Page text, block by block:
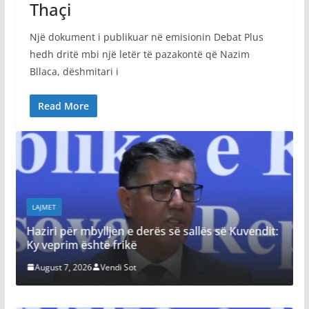
Thaçi
Një dokument i publikuar në emisionin Debat Plus
hedh dritë mbi një letër të pazakontë që Nazim
Bllaca, dëshmitari i
Read More
LAJMET
Haziri për mbylljen e derës së sallës së Kuvendit:
Ky veprim është frikë
August 7, 2026 Vendi Sot